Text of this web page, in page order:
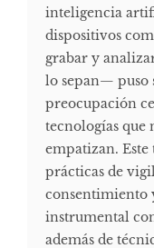
inteligencia
dispositivos
grabar y
lo sepan— puso
preocupación
tecnologías que
empatizan.
prácticas de
consentimiento
instrumental
además de